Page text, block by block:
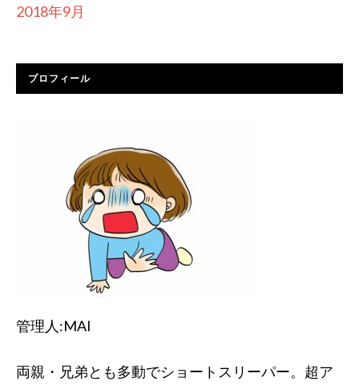
2018年9月
プロフィール
管理人:MAI
両親・兄弟とも多動でショートスリーパー。超ア